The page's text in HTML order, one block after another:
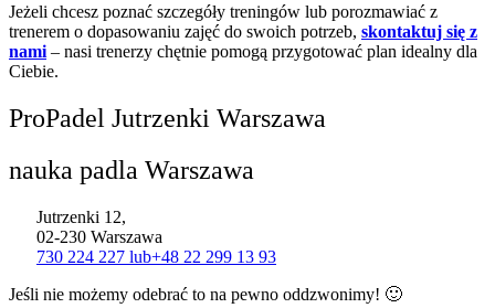
Jeżeli chcesz poznać szczegóły treningów lub porozmawiać z
trenerem o dopasowaniu zajęć do swoich potrzeb, skontaktuj się z
nami – nasi trenerzy chętnie pomogą przygotować plan idealny dla
Ciebie.
ProPadel Jutrzenki Warszawa
nauka padla Warszawa
Jutrzenki 12,
02-230 Warszawa
730 224 227 lub+48 22 299 13 93
Jeśli nie możemy odebrać to na pewno oddzwonimy! 🙂